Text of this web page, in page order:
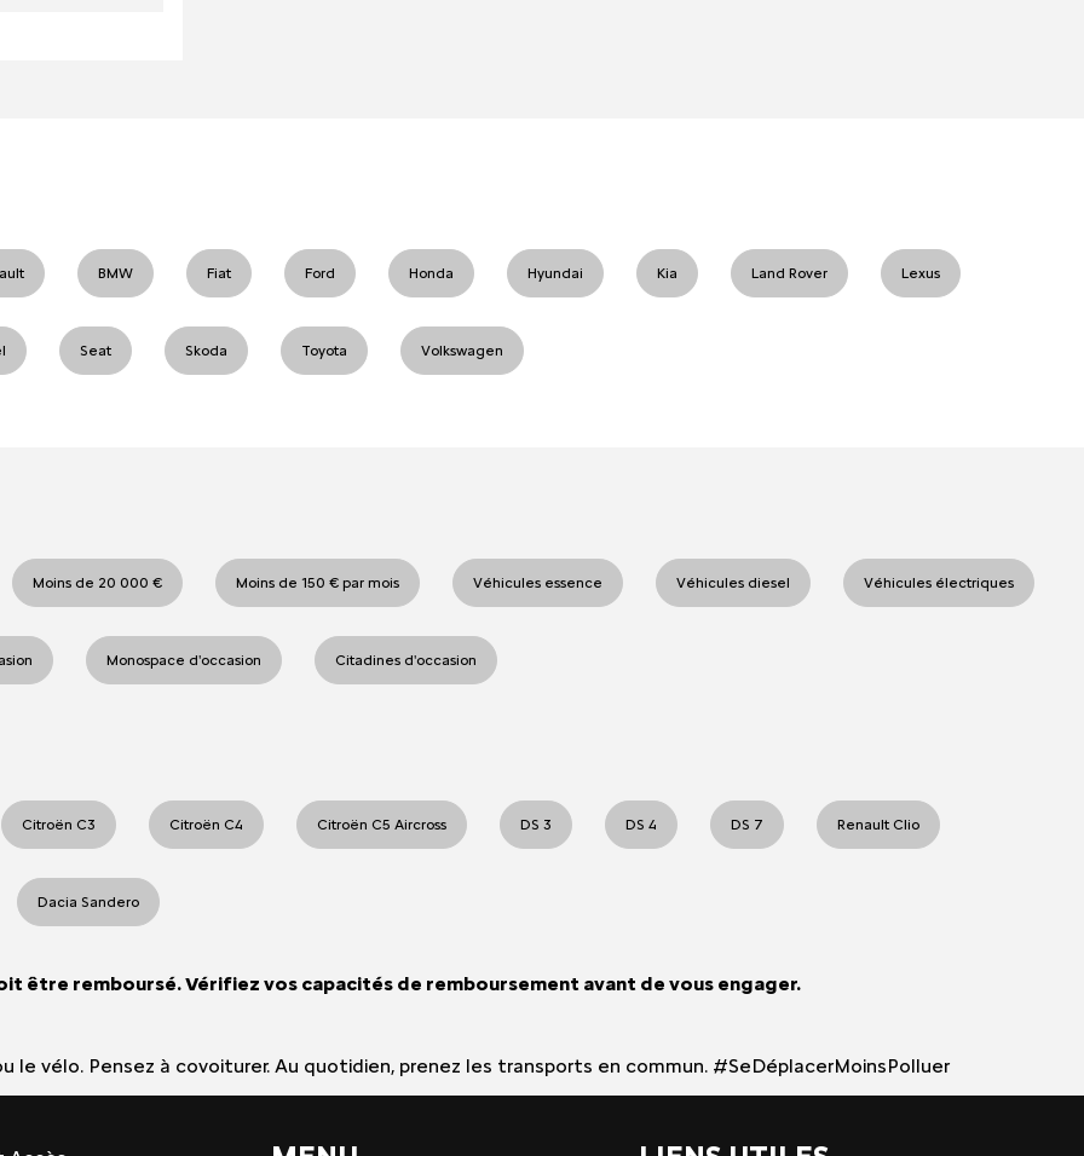
BMW Fiat Ford Honda Hyundai Kia Land Rover Lexus
Seat Skoda Toyota Volkswagen
Moins de 20 000 € Moins de 150 € par mois Véhicules essence Véhicules diesel Véhicules électriques
Monospace d'occasion Citadines d'occasion
Citroën C3 Citroën C4 Citroën C5 Aircross DS 3 DS 4 DS 7 Renault Clio
Dacia Sandero
être remboursé. Vérifiez vos capacités de remboursement avant de vous engager.
le vélo. Pensez à covoiturer. Au quotidien, prenez les transports en commun. #SeDéplacerMoinsPolluer